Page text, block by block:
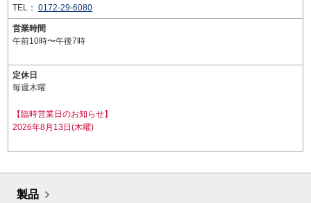
TEL： 0172-29-6080
営業時間
午前10時〜午後7時
定休日
毎週木曜
【臨時営業日のお知らせ】
2026年8月13日(木曜)
製品